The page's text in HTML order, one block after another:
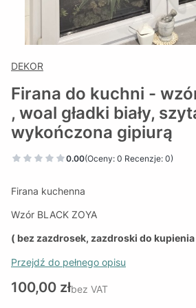
DEKOR
Firana do kuchni -
, woal gładki biały,
wykończona gipiurą
0.00(Oceny: 0 Recenzje: 0)
Firana kuchenna
Wzór BLACK ZOYA
( bez zazdrosek, zazdroski do
Przejdź do pełnego opisu
Cena
100,00 złbez VAT